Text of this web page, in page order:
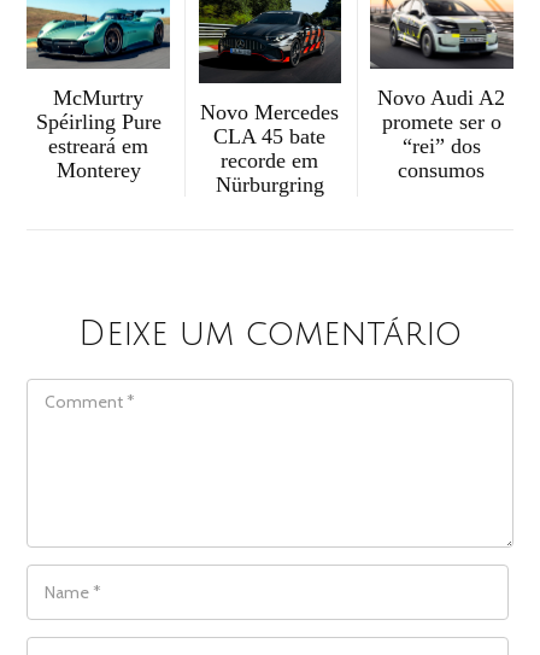
McMurtry
Spéirling Pure
estreará em
Monterey
Novo Mercedes
CLA 45 bate
recorde em
Nürburgring
Novo Audi A2
promete ser o
“rei” dos
consumos
Deixe um comentário